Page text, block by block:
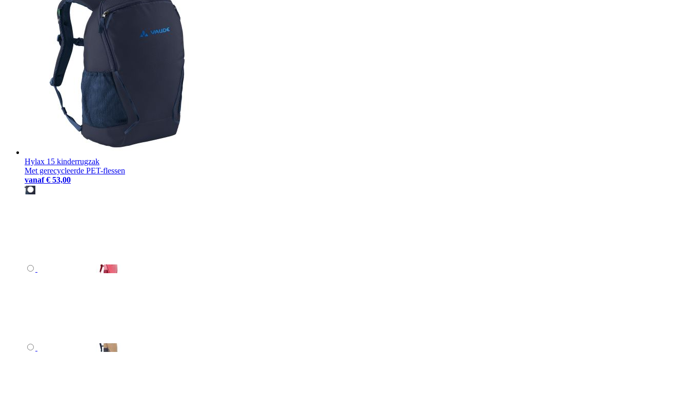
Hylax 15 kinderrugzak
Met gerecycleerde PET-flessen
vanaf € 53,00